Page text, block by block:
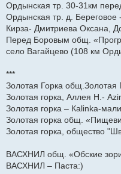
Ордынская тр. 30-31км
Ордынская тр. д.
Кирза- Дмитриева Оксана,
Перед Боровым общ.
село Вагайцево (108 км
***
Золотая Горка
Золотая горка, Аллея Н.-
Золотая горка – Кalinka-
Золотая горка общ.
Золотая горка, общество
ВАСХНИЛ общ. «Обские
ВАСХНИЛ – Паста:)